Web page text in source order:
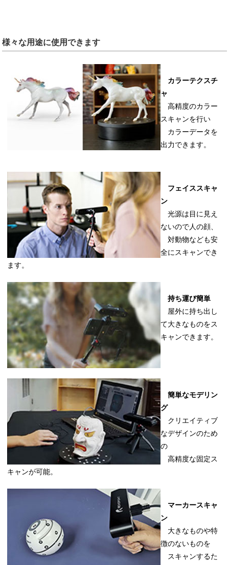
様々な用途に使用できます
カラーテクスチ
ャ
高精度のカラー
スキャンを行い
カラーデータを
出力できます。
フェイススキャ
ン
光源は目に見え
ないので人の顔、
対動物なども安
全にスキャンでき
ます。
持ち運び簡単
屋外に持ち出し
て大きなものをス
キャンできます。
簡単なモデリン
グ
クリエイティブ
なデザインのため
の
高精度な固定ス
キャンが可能。
マーカースキャ
ン
大きなものや特
徴のないものを
スキャンするた